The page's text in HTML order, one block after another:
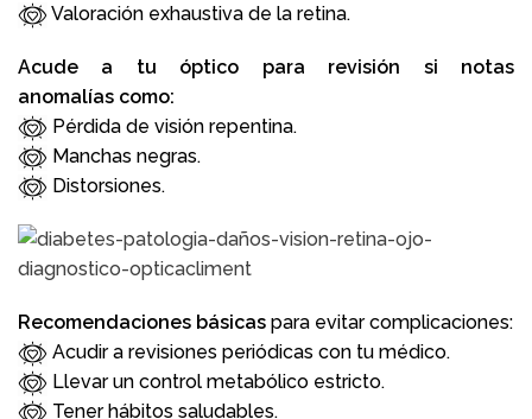
Valoración exhaustiva de la retina.
Acude a tu óptico para revisión si notas
anomalías como:
Pérdida de visión repentina.
Manchas negras.
Distorsiones.
Recomendaciones básicas para evitar complicaciones:
Acudir a revisiones periódicas con tu médico.
Llevar un control metabólico estricto.
Tener hábitos saludables.